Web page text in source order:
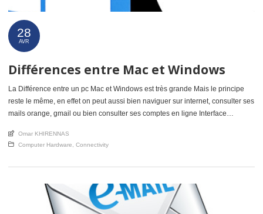
28
AVR
Différences entre Mac et Windows
La Différence entre un pc Mac et Windows est très grande Mais le principe
reste le même, en effet on peut aussi bien naviguer sur internet, consulter ses
mails orange, gmail ou bien consulter ses comptes en ligne Interface
Mac Os (Apple […]
An article by
Omar KHIRENNAS
Posted in
Computer Hardware, Connectivity